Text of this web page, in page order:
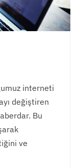
interneti
değiştiren
Bu
ve